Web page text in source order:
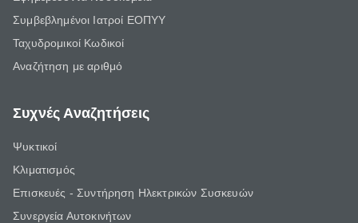
Συμβεβλημένοι Ιατροί ΕΟΠΥΥ
Ταχυδρομικοί Κωδικοί
Αναζήτηση με αριθμό
Συχνές Αναζητήσεις
Ψυκτικοί
Κλιματισμός
Επισκευές - Συντήρηση Ηλεκτρικών Συσκευών
Συνεργεία Αυτοκινήτων